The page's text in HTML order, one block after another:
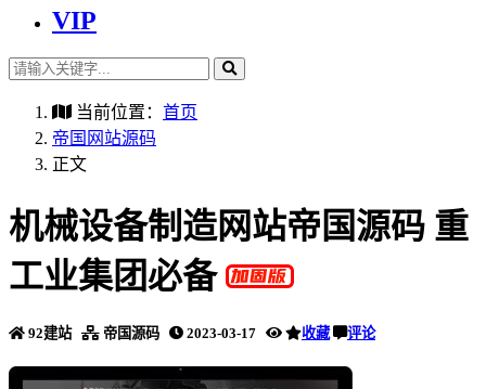
VIP
当前位置： 首页
帝国网站源码
正文
机械设备制造网站帝国源码 重
工业集团必备
92建站 帝国源码 2023-03-17 收藏 评论